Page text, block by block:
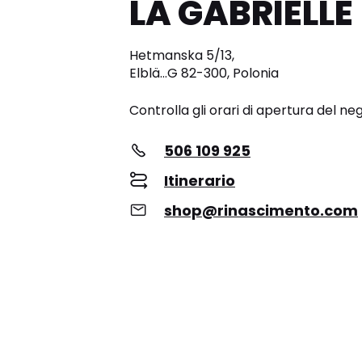
LA GABRIELLE
Hetmanska 5/13,
Elblä…G 82-300, Polonia
Controlla gli orari di apertura del
506 109 925
Itinerario
shop@rinascimento.com